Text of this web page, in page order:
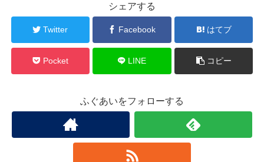
シェアする
Twitter Facebook はてブ
Pocket LINE コピー
ふぐあいをフォローする